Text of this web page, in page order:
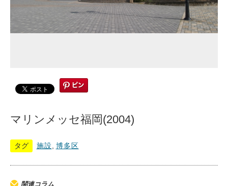
マリンメッセ福岡(2004)
タグ 施設 博多区
関連コラム